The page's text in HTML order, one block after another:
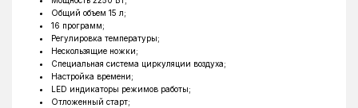
Общий объем 15 л;
16 программ;
Регулировка температуры;
Нескользящие ножки;
Специальная система циркуляции воздуха;
Настройка времени;
LED индикаторы режимов работы;
Отложенный старт;